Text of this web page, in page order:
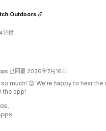
Outdoors
分鐘
已回覆 2026年7月16日
much! 😊 We're happy to hear
the app!